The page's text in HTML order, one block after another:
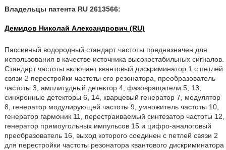
Владельцы патента RU 2613566:
Демидов Николай Александрович (RU)
Пассивный водородный стандарт частоты предназначен для
использования в качестве источника высокостабильных сигналов.
Стандарт частоты включает квантовый дискриминатор 1 с петлей
связи 2 перестройки частоты его резонатора, преобразователь
частоты 3, амплитудный детектор 4, фазовращатели 5, 13,
синхронные детекторы 6, 14, кварцевый генератор 7, модулятор
8, генератор модулирующей частоты 9, умножитель частоты 10,
генератор гармоник 11, перестраиваемый синтезатор частоты 12,
генератор прямоугольных импульсов 15 и цифро-аналоговый
преобразователь 16, выход которого соединен с петлей связи 2
для перестройки частоты резонатора квантового дискриминатора